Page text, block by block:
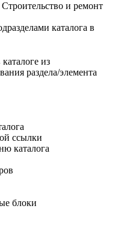
Строительство и ремонт
каталога в
из
раздела/элемента
ссылки
каталога
блоки